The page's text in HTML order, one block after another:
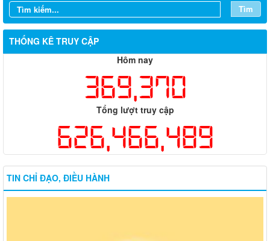
Tìm
THỐNG KÊ TRUY CẬP
Hôm nay
369,370
Tổng lượt truy cập
626,466,489
TIN CHỈ ĐẠO, ĐIỀU HÀNH